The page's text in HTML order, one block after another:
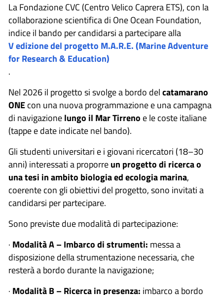
La Fondazione CVC (Centro Velico Caprera ETS), con la
collaborazione scientifica di One Ocean Foundation,
indice il bando per candidarsi a partecipare alla
V edizione del progetto M.A.R.E. (Marine Adventure
for Research & Education)
.
Nel 2026 il progetto si svolge a bordo delcatamarano
ONEcon una nuova programmazione e una campagna
di navigazionelungo il Mar Tirreno e le coste italiane
(tappe e date indicate nel bando).
Gli studenti universitari e i giovani ricercatori (18–30
anni) interessati a proporreun progetto di ricerca o
una tesi in ambito biologia ed ecologia marina,
coerente con gli obiettivi del progetto, sono invitati a
candidarsi per partecipare.
Sono previste due modalità di partecipazione:
· Modalità A – Imbarco di strumenti: messa a
disposizione della strumentazione necessaria, che
resterà a bordo durante la navigazione;
· Modalità B – Ricerca in presenza: imbarco a bordo